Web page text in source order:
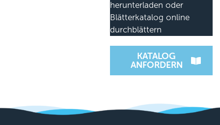
herunterladen oder
Blätterkatalog online
durchblättern
KATALOG
ANFORDERN